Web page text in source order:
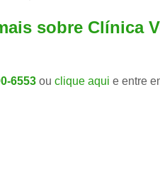
sobre Clínica
6553 ou clique aqui e entre